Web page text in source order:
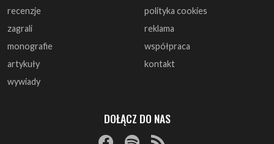
recenzje
zagrali
monografie
artykuły
wywiady
polityka cookies
reklama
współpraca
kontakt
DOŁĄCZ DO NAS